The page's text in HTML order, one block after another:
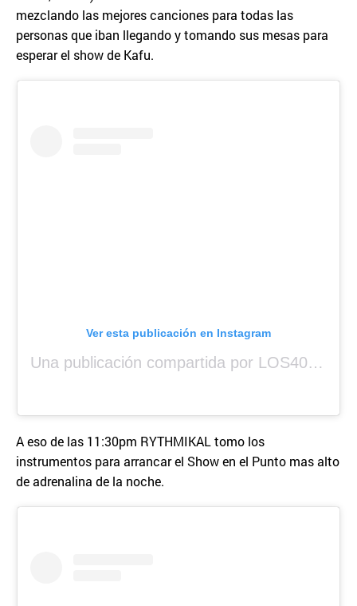
mezclando las mejores canciones para todas las
personas que iban llegando y tomando sus mesas para
esperar el show de Kafu.
Ver esta publicación en Instagram
Una publicación compartida por LOS40 Panamá (@los40panama)
A eso de las 11:30pm RYTHMIKAL tomo los
instrumentos para arrancar el Show en el Punto mas alto
de adrenalina de la noche.